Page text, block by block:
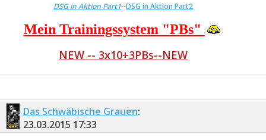
DSG in Aktion Part1--DSG in Aktion Part2
Mein Trainingssystem "PBs"
NEW -- 3x10+3PBs--NEW
Das Schwäbische Grauen:
23.03.2015 17:33